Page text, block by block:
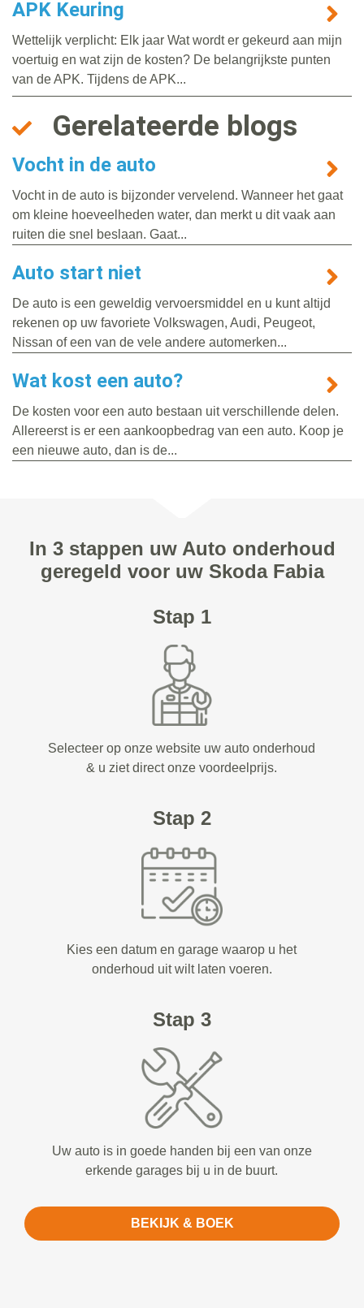
APK Keuring
Wettelijk verplicht: Elk jaar Wat wordt er gekeurd aan mijn
voertuig en wat zijn de kosten? De belangrijkste punten
van de APK. Tijdens de APK...
Gerelateerde blogs
Vocht in de auto
Vocht in de auto is bijzonder vervelend. Wanneer het gaat
om kleine hoeveelheden water, dan merkt u dit vaak aan
ruiten die snel beslaan. Gaat...
Auto start niet
De auto is een geweldig vervoersmiddel en u kunt altijd
rekenen op uw favoriete Volkswagen, Audi, Peugeot,
Nissan of een van de vele andere automerken...
Wat kost een auto?
De kosten voor een auto bestaan uit verschillende delen.
Allereerst is er een aankoopbedrag van een auto. Koop je
een nieuwe auto, dan is de...
In 3 stappen uw Auto onderhoud
geregeld voor uw Skoda Fabia
Stap 1
Selecteer op onze website uw auto onderhoud
& u ziet direct onze voordeelprijs.
Stap 2
Kies een datum en garage waarop u het
onderhoud uit wilt laten voeren.
Stap 3
Uw auto is in goede handen bij een van onze
erkende garages bij u in de buurt.
BEKIJK & BOEK